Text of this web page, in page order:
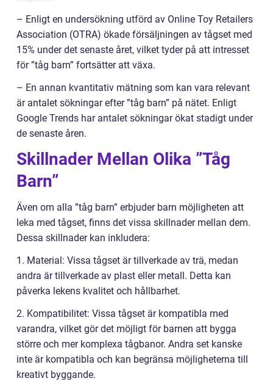
– Enligt en undersökning utförd av Online Toy Retailers
Association (OTRA) ökade försäljningen av tågset med
15% under det senaste året, vilket tyder på att intresset
för ”tåg barn” fortsätter att växa.
– En annan kvantitativ mätning som kan vara relevant
är antalet sökningar efter ”tåg barn” på nätet. Enligt
Google Trends har antalet sökningar ökat stadigt under
de senaste åren.
Skillnader Mellan Olika ”Tåg
Barn”
Även om alla ”tåg barn” erbjuder barn möjligheten att
leka med tågset, finns det vissa skillnader mellan dem.
Dessa skillnader kan inkludera:
1. Material: Vissa tågset är tillverkade av trä, medan
andra är tillverkade av plast eller metall. Detta kan
påverka lekens kvalitet och hållbarhet.
2. Kompatibilitet: Vissa tågset är kompatibla med
varandra, vilket gör det möjligt för barnen att bygga
större och mer komplexa tågbanor. Andra set kanske
inte är kompatibla och kan begränsa möjligheterna till
kreativt byggande.